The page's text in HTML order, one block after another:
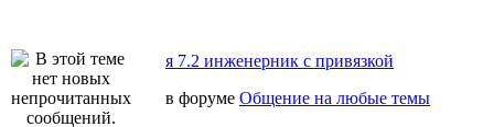
я 7.2 инженерник с привязкой
в форуме Общение на любые темы